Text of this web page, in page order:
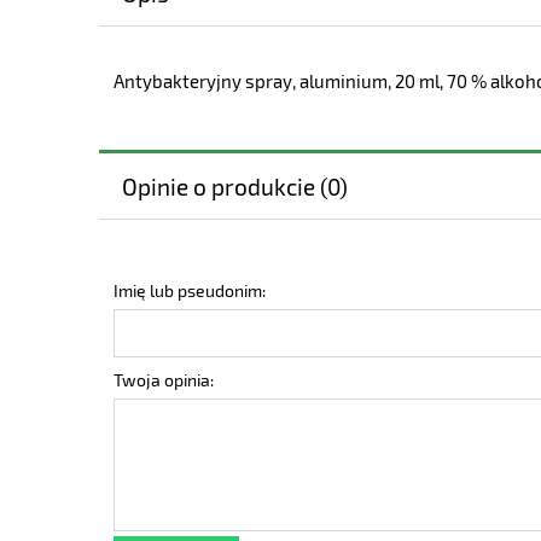
Antybakteryjny spray, aluminium, 20 ml, 70 %
Opinie o produkcie (0)
Imię lub pseudonim:
Twoja opinia: